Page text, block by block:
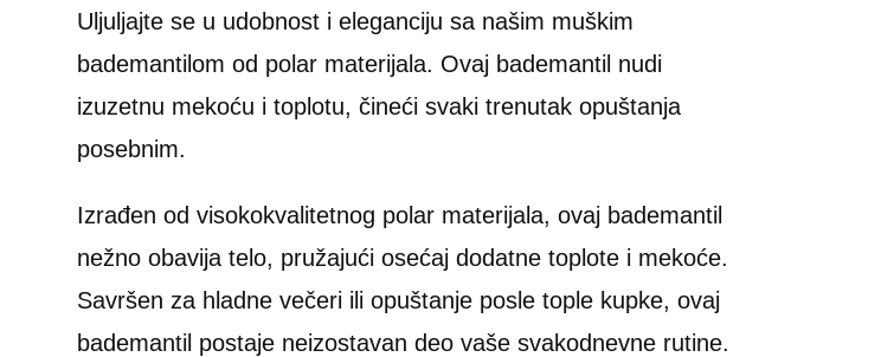
Uljuljajte se u udobnost i eleganciju sa našim muškim
bademantilom od polar materijala. Ovaj bademantil nudi
izuzetnu mekoću i toplotu, čineći svaki trenutak opuštanja
posebnim.
Izrađen od visokokvalitetnog polar materijala, ovaj bademantil
nežno obavija telo, pružajući osećaj dodatne toplote i mekoće.
Savršen za hladne večeri ili opuštanje posle tople kupke, ovaj
bademantil postaje neizostavan deo vaše svakodnevne rutine.